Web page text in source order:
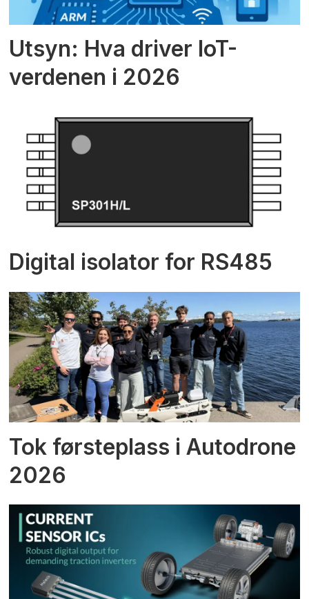
Utsyn: Hva driver IoT-
verdenen i 2026
Digital isolator for RS485
Tok førsteplass i Autodrone
2026